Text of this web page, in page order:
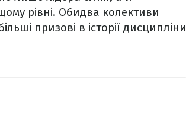
рівні. Обидва колективи
призові в історії дисципліни